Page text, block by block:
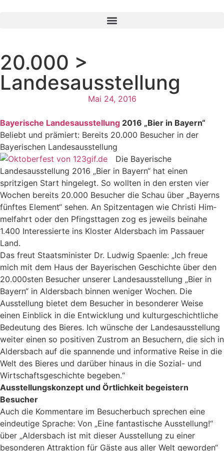
20.000 >
Landesausstellung
Mai 24, 2016
Bayerische Landesausstellung 2016 „Bier in Bayern“
Beliebt und prämiert: Bereits 20.000 Besucher in der
Bayerischen Landesausstellung
Die Bayerische
Landesausstellung 2016 „Bier in Bayern“ hat einen
spritzigen Start hingelegt. So wollten in den ersten vier
Wochen bereits 20.000 Besucher die Schau über „Bayerns
fünftes Element“ sehen. An Spitzentagen wie Christi Him­
melfahrt oder den Pfingsttagen zog es jeweils beinahe
1.400 Interessierte ins Kloster Aldersbach im Passauer
Land.
Das freut Staatsminister Dr. Ludwig Spaenle: „Ich freue
mich mit dem Haus der Bayerischen Geschichte über den
20.000sten Besucher unserer Landesausstel­lung „Bier in
Bayern“ in Aldersbach binnen weniger Wochen. Die
Ausstellung bietet dem Besucher in besonderer Weise
einen Einblick in die Entwicklung und kultur­geschichtliche
Bedeutung des Bieres. Ich wünsche der Landesausstellung
weiter einen so positiven Zustrom an Besuchern, die sich in
Aldersbach auf die span­nende und informative Reise in die
Welt des Bieres und darüber hinaus in die Sozial- und
Wirtschaftsgeschichte begeben.“
Ausstellungskonzept und Örtlichkeit begeistern
Besucher
Auch die Kommentare im Besucherbuch sprechen eine
eindeutige Sprache: Von „Eine fantastische Ausstellung!“
über „Aldersbach ist mit dieser Ausstellung zu einer
besonderen Attraktion für Gäste aus aller Welt geworden“